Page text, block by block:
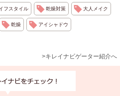
フスタイル 乾燥対策 大人メイク
乾燥 アイシャドウ
>キレイナビゲーター紹介へ